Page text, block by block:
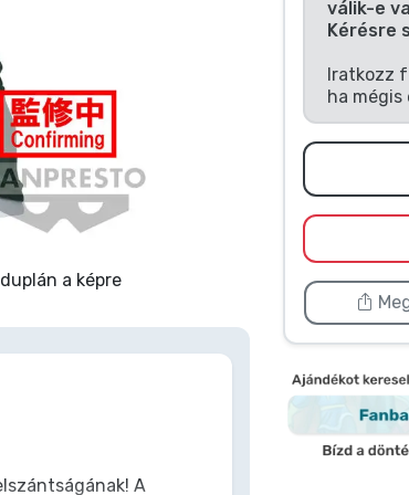
a képre
válik-e
Kérésre
Iratkozz
ha mégis
A